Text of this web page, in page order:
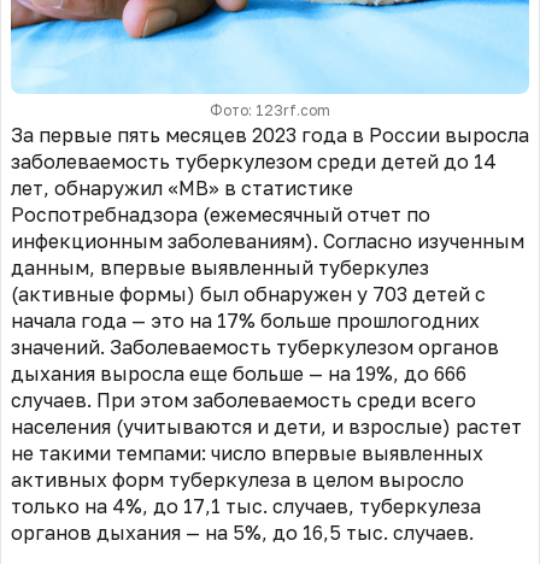
Фото: 123rf.com
За первые пять месяцев 2023 года в России выросла
заболеваемость туберкулезом среди детей до 14
лет, обнаружил «МВ» в статистике
Роспотребнадзора (ежемесячный отчет по
инфекционным заболеваниям). Согласно изученным
данным, впервые выявленный туберкулез
(активные формы) был обнаружен у 703 детей с
начала года — это на 17% больше прошлогодних
значений. Заболеваемость туберкулезом органов
дыхания выросла еще больше — на 19%, до 666
случаев. При этом заболеваемость среди всего
населения (учитываются и дети, и взрослые) растет
не такими темпами: число впервые выявленных
активных форм туберкулеза в целом выросло
только на 4%, до 17,1 тыс. случаев, туберкулеза
органов дыхания — на 5%, до 16,5 тыс. случаев.